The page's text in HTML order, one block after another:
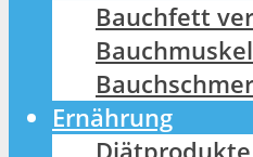
Bauchfett
Ernährung